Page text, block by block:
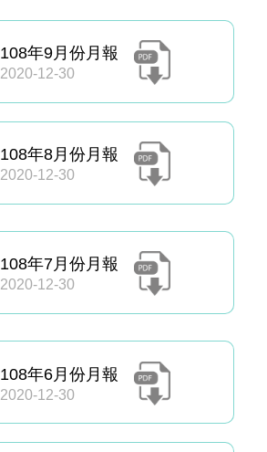
108年9月份月報
2020-12-30
108年8月份月報
2020-12-30
108年7月份月報
2020-12-30
108年6月份月報
2020-12-30